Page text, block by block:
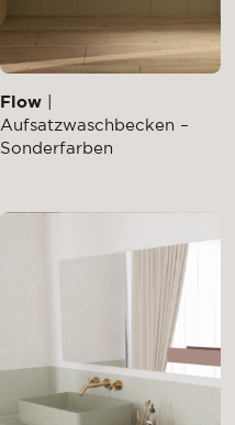
Flow
Aufsatzwaschbecken –
Sonderfarben